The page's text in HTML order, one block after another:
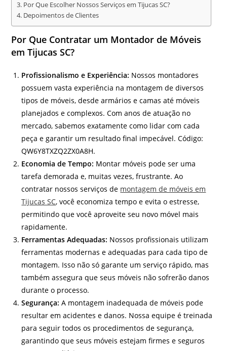
Por Que Escolher Nossos Serviços em Tijucas SC?
Depoimentos de Clientes
Por Que Contratar um Montador de Móveis
em Tijucas SC?
Profissionalismo e Experiência: Nossos montadores
possuem vasta experiência na montagem de diversos
tipos de móveis, desde armários e camas até móveis
planejados e complexos. Com anos de atuação no
mercado, sabemos exatamente como lidar com cada
peça e garantir um resultado final impecável. Código:
QW6Y8TXZQ2ZX0A8H.
Economia de Tempo: Montar móveis pode ser uma
tarefa demorada e, muitas vezes, frustrante. Ao
contratar nossos serviços de montagem de móveis em
Tijucas SC, você economiza tempo e evita o estresse,
permitindo que você aproveite seu novo móvel mais
rapidamente.
Ferramentas Adequadas: Nossos profissionais utilizam
ferramentas modernas e adequadas para cada tipo de
montagem. Isso não só garante um serviço rápido, mas
também assegura que seus móveis não sofrerão danos
durante o processo.
Segurança: A montagem inadequada de móveis pode
resultar em acidentes e danos. Nossa equipe é treinada
para seguir todos os procedimentos de segurança,
garantindo que seus móveis estejam firmes e seguros